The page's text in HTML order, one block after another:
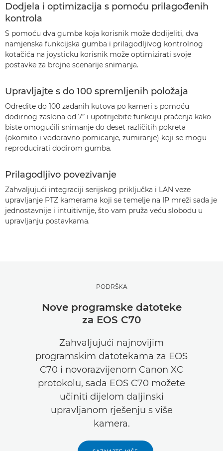
Dodjela i optimizacija s pomoću prilagođenih
kontrola
S pomoću dva gumba koja korisnik može dodijeliti, dva
namjenska funkcijska gumba i prilagodljivog kontrolnog
kotačića na joysticku korisnik može optimizirati svoje
postavke za brojne scenarije snimanja.
Upravljajte s do 100 spremljenih položaja
Odredite do 100 zadanih kutova po kameri s pomoću
dodirnog zaslona od 7” i upotrijebite funkciju praćenja kako
biste omogućili snimanje do deset različitih pokreta
(okomito i vodoravno pomicanje, zumiranje) koji se mogu
reproducirati dodirom gumba.
Prilagodljivo povezivanje
Zahvaljujući integraciji serijskog priključka i LAN veze
upravljanje PTZ kamerama koji se temelje na IP mreži sada je
jednostavnije i intuitivnije, što vam pruža veću slobodu u
upravljanju postavkama.
PODRŠKA
Nove programske datoteke
za EOS C70
Zahvaljujući najnovijim
programskim datotekama za EOS
C70 i novorazvijenom Canon XC
protokolu, sada EOS C70 možete
učiniti dijelom daljinski
upravljanom rješenju s više
kamera.